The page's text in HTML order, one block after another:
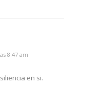
8:47 am
en si.